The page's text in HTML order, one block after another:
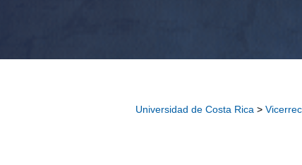
Universidad de Costa Rica >